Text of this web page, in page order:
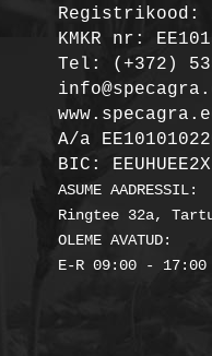
Registrikood:
KMKR nr:
Tel: (+372)
A/a
BIC: EEUHUEE2X
ASUME AADRESSIL:
Ringtee 32a,
OLEME AVATUD:
E-R 09:00 - 17:00